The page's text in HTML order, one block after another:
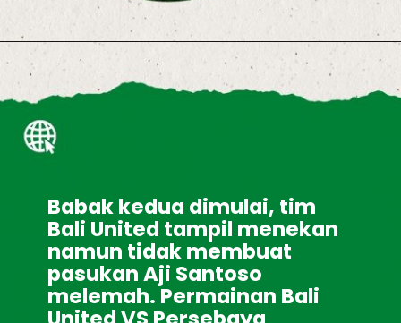
Babak kedua dimulai, tim
Bali United tampil menekan
namun tidak membuat
pasukan Aji Santoso
melemah. Permainan Bali